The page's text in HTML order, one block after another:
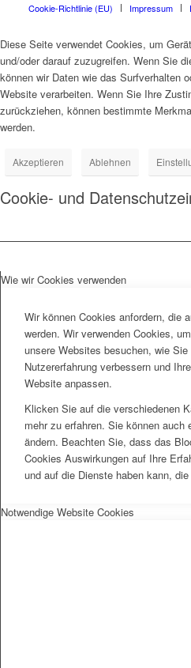
Cookie-Richtlinie (EU) Impressum
Diese Seite verwendet Cookies, um
und/oder darauf zuzugreifen. Wenn Sie
können wir Daten wie das Surfverhalten
Website verarbeiten. Wenn Sie Ihre
zurückziehen, können bestimmte
werden.
Akzeptieren Ablehnen
Cookie- und
Wie wir Cookies verwenden
Wir können Cookies anfordern, die
werden. Wir verwenden Cookies,
unsere Websites besuchen, wie
Nutzererfahrung verbessern und
Website anpassen.
Klicken Sie auf die verschiedenen
mehr zu erfahren. Sie können auch
ändern. Beachten Sie, dass das
Cookies Auswirkungen auf Ihre
und auf die Dienste haben kann,
Notwendige Website Cookies